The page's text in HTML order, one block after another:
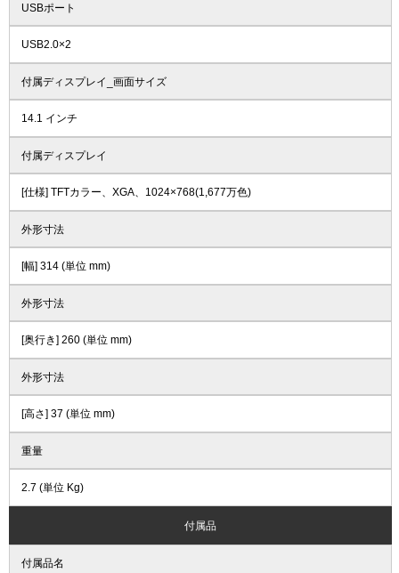
USBポート
USB2.0×2
付属ディスプレイ_画面サイズ
14.1 インチ
付属ディスプレイ
[仕様] TFTカラー、XGA、1024×768(1,677万色)
外形寸法
[幅] 314 (単位 mm)
外形寸法
[奥行き] 260 (単位 mm)
外形寸法
[高さ] 37 (単位 mm)
重量
2.7 (単位 Kg)
付属品
付属品名